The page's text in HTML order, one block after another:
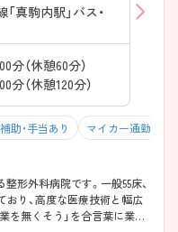
真駒内駅」バス・
分（休憩60分）
（休憩120分）
助・手当あり マイカー通勤可・
形外科病院です。一般55床、
り、高度な医療技術と幅広
を無くそう」を合言葉に業務